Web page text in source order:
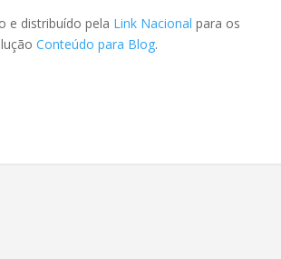
e distribuído pela Link Nacional para os
Conteúdo para Blog.